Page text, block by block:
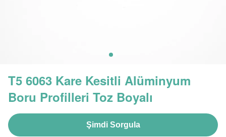
T5 6063 Kare Kesitli Alüminyum
Boru Profilleri Toz Boyalı
Şimdi Sorgula